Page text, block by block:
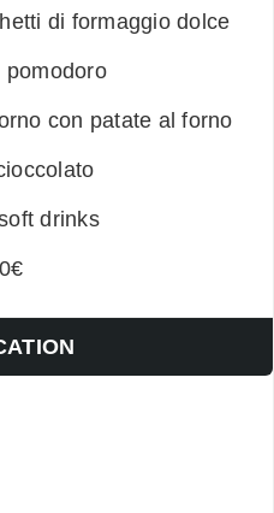
di formaggio dolce
pomodoro
con patate al forno
drinks